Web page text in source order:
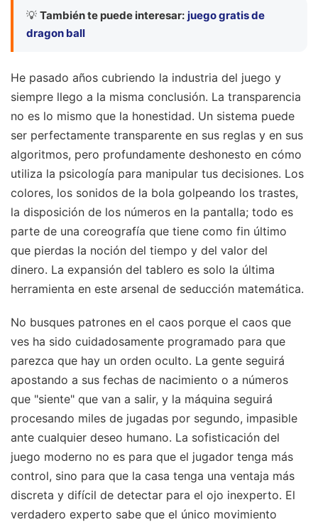
💡 También te puede interesar: juego gratis de
dragon ball
He pasado años cubriendo la industria del juego y
siempre llego a la misma conclusión. La transparencia
no es lo mismo que la honestidad. Un sistema puede
ser perfectamente transparente en sus reglas y en sus
algoritmos, pero profundamente deshonesto en cómo
utiliza la psicología para manipular tus decisiones. Los
colores, los sonidos de la bola golpeando los trastes,
la disposición de los números en la pantalla; todo es
parte de una coreografía que tiene como fin último
que pierdas la noción del tiempo y del valor del
dinero. La expansión del tablero es solo la última
herramienta en este arsenal de seducción matemática.
No busques patrones en el caos porque el caos que
ves ha sido cuidadosamente programado para que
parezca que hay un orden oculto. La gente seguirá
apostando a sus fechas de nacimiento o a números
que "siente" que van a salir, y la máquina seguirá
procesando miles de jugadas por segundo, impasible
ante cualquier deseo humano. La sofisticación del
juego moderno no es para que el jugador tenga más
control, sino para que la casa tenga una ventaja más
discreta y difícil de detectar para el ojo inexperto. El
verdadero experto sabe que el único movimiento